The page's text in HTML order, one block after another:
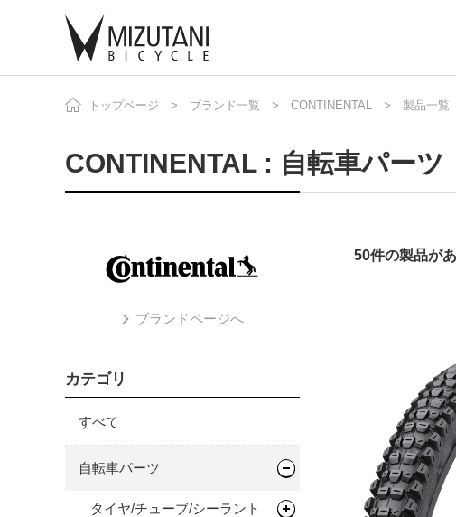
自転車
ニュース
トップページ ブランド一覧 CONTINENTAL 製品一覧
CONTINENTAL : 自転車パーツ
50件の製品があ
ブランドページへ
カテゴリ
すべて
自転車パーツ
タイヤ/チューブ/シーラント